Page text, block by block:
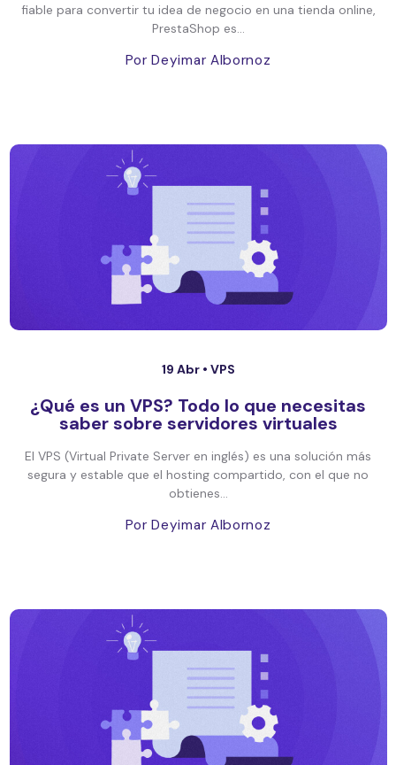
fiable para convertir tu idea de negocio en una tienda online,
PrestaShop es...
Por Deyimar Albornoz
19 Abr • VPS
¿Qué es un VPS? Todo lo que necesitas
saber sobre servidores virtuales
El VPS (Virtual Private Server en inglés) es una solución más
segura y estable que el hosting compartido, con el que no
obtienes...
Por Deyimar Albornoz